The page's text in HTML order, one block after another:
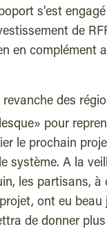
s’est
de
en complément
des
pour
le prochain
A la
les partisans, à
ont eu beau
de donner